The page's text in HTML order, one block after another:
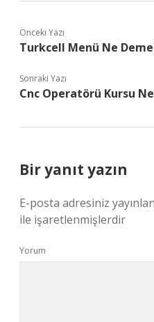
Önceki Yazı
Turkcell Menü Ne
Sonraki Yazı
Cnc Operatörü Kursu
Bir yanıt yazın
E-posta adresiniz
ile işaretlenmişlerdir
Yorum